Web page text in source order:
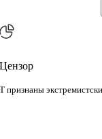
признаны